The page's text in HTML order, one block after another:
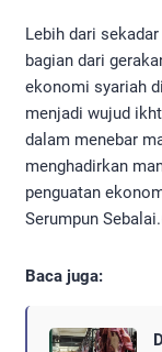
Lebih dari
bagian dari
ekonomi syariah
menjadi wujud
dalam menebar
menghadirkan
penguatan
Serumpun
Baca juga: